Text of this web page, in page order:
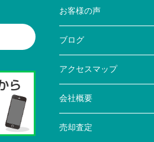
お客様の声
ブログ
アクセスマップ
会社概要
売却査定